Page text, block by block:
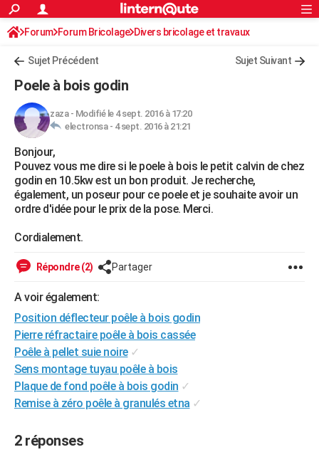
ACTUALITÉS
Politique
Société
Faits Divers
Education
Monde
Villes
+
FINANCE
Retraite
Impôts
Epargne
Immobilier
Risques naturels par ville
Banque
Assurance
Crédit
AUTO
Essais
Réserver un essai
Citadines
Berlines
SUV
Forum auto
+HIGH-TECH
Mobiles
Meilleur smartphone
Internet
Ordinateurs
Jeux vidéo
Guide high-tech
+BRICOLAGE
Forum
Aménagement intérieur
Extérieur
Cuisine
Salle de bains
Jardinage
Rangement
Art de vivre
Bien-être
Loisirs
Mode
Modes de vie
Alimentation
Guide de la santé
Maladies
Médicaments
Sommeil
Destinations
City break
Voyage nature
Voyage de noces
Forum
Climat
+PHOTO
GUIDES D'ACHAT
BONS PLANS
Carte de Noël
Carte Bonne année
Carte Saint-Valentin
Carte Pâques
Carte d'anniversaire
DICTIONNAIRE
Rechercher
S'inscrire
Connexion
Forum Forum Bricolage Divers bricolage et travaux
Sujet Précédent Sujet Suivant
Poele à bois godin
zaza- Modifié le 4 sept. 2016 à 17:20
electronsa - 4 sept. 2016 à 21:21
Bonjour,
Pouvez vous me dire si le poele à bois le petit calvin de chez
godin en 10.5kw est un bon produit. Je recherche,
également, un poseur pour ce poele et je souhaite avoir un
ordre d'idée pour le prix de la pose. Merci.
Cordialement.
Répondre (2) Partager
A voir également:
Position déflecteur poêle à bois godin
Pierre réfractaire poêle à bois cassée
Poêle à pellet suie noire ✓
Sens montage tuyau poêle à bois
Plaque de fond poêle à bois godin ✓
Remise à zéro poêle à granulés etna ✓
2 réponses